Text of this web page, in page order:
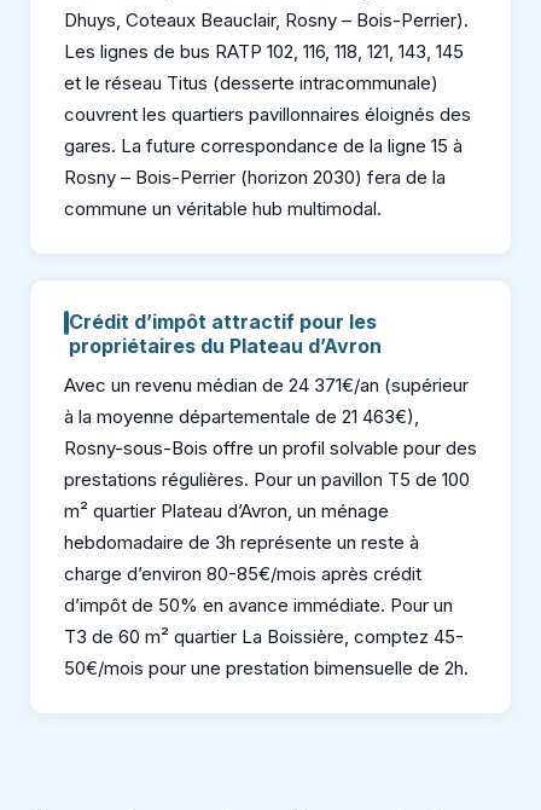
Dhuys, Coteaux Beauclair, Rosny – Bois-Perrier).
Les lignes de bus RATP 102, 116, 118, 121, 143, 145
et le réseau Titus (desserte intracommunale)
couvrent les quartiers pavillonnaires éloignés des
gares. La future correspondance de la ligne 15 à
Rosny – Bois-Perrier (horizon 2030) fera de la
commune un véritable hub multimodal.
Crédit d’impôt attractif pour les
propriétaires du Plateau d’Avron
Avec un revenu médian de 24 371€/an (supérieur
à la moyenne départementale de 21 463€),
Rosny-sous-Bois offre un profil solvable pour des
prestations régulières. Pour un pavillon T5 de 100
m² quartier Plateau d’Avron, un ménage
hebdomadaire de 3h représente un reste à
charge d’environ 80-85€/mois après crédit
d’impôt de 50% en avance immédiate. Pour un
T3 de 60 m² quartier La Boissière, comptez 45-
50€/mois pour une prestation bimensuelle de 2h.